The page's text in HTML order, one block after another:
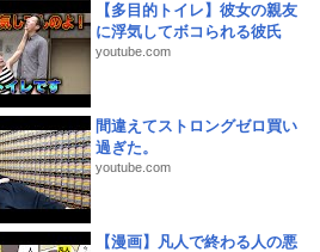
【多目的トイレ】彼女の親友
に浮気してボコられる彼氏
youtube.com
間違えてストロングゼロ買い
過ぎた。
youtube.com
【漫画】凡人で終わる人の悪